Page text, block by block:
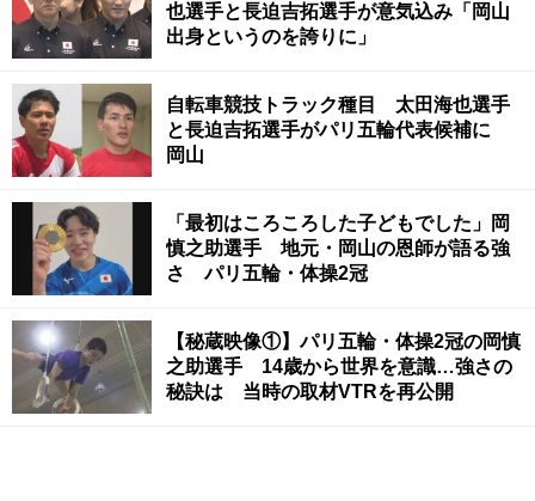
也選手と長迫吉拓選手が意気込み「岡山
出身というのを誇りに」
自転車競技トラック種目 太田海也選手
と長迫吉拓選手がパリ五輪代表候補に
岡山
「最初はころころした子どもでした」岡
慎之助選手 地元・岡山の恩師が語る強
さ パリ五輪・体操2冠
【秘蔵映像①】パリ五輪・体操2冠の岡慎
之助選手 14歳から世界を意識…強さの
秘訣は 当時の取材VTRを再公開